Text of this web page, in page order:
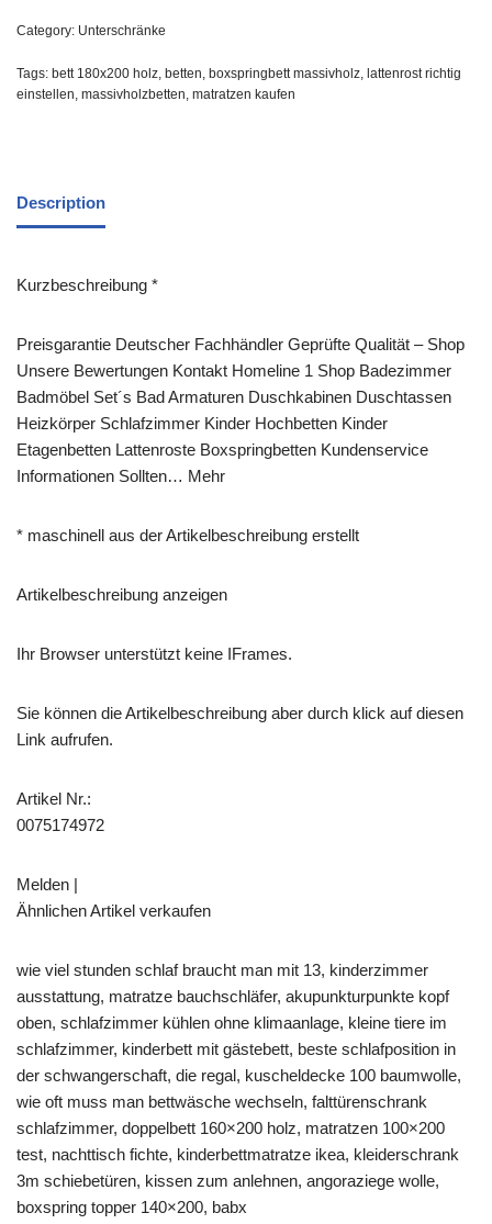
Category: Unterschränke
Tags: bett 180x200 holz betten boxspringbett massivholz lattenrost richtig
einstellen massivholzbetten matratzen kaufen
Description
Kurzbeschreibung *
Preisgarantie Deutscher Fachhändler Geprüfte Qualität – Shop
Unsere Bewertungen Kontakt Homeline 1 Shop Badezimmer
Badmöbel Set´s Bad Armaturen Duschkabinen Duschtassen
Heizkörper Schlafzimmer Kinder Hochbetten Kinder
Etagenbetten Lattenroste Boxspringbetten Kundenservice
Informationen Sollten… Mehr
* maschinell aus der Artikelbeschreibung erstellt
Artikelbeschreibung anzeigen
Ihr Browser unterstützt keine IFrames.
Sie können die Artikelbeschreibung aber durch klick auf diesen
Link aufrufen.
Artikel Nr.:
0075174972
Melden |
Ähnlichen Artikel verkaufen
wie viel stunden schlaf braucht man mit 13, kinderzimmer
ausstattung, matratze bauchschläfer, akupunkturpunkte kopf
oben, schlafzimmer kühlen ohne klimaanlage, kleine tiere im
schlafzimmer, kinderbett mit gästebett, beste schlafposition in
der schwangerschaft, die regal, kuscheldecke 100 baumwolle,
wie oft muss man bettwäsche wechseln, falttürenschrank
schlafzimmer, doppelbett 160×200 holz, matratzen 100×200
test, nachttisch fichte, kinderbettmatratze ikea, kleiderschrank
3m schiebetüren, kissen zum anlehnen, angoraziege wolle,
boxspring topper 140×200, babx